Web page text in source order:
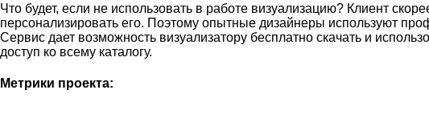
Что будет, если не использовать в работе визуализацию? Клиент
персонализировать его. Поэтому опытные дизайнеры используют
Сервис дает возможность визуализатору бесплатно скачать и
доступ ко всему каталогу.
Метрики проекта: